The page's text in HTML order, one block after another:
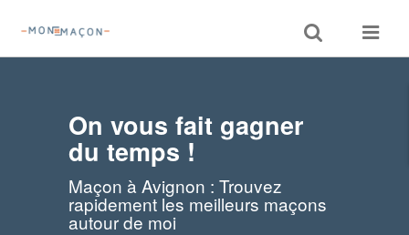
Toggle
search
Toggle
On vous fait gagner
du temps !
Maçon à Avignon : Trouvez
rapidement les meilleurs maçons
autour de moi